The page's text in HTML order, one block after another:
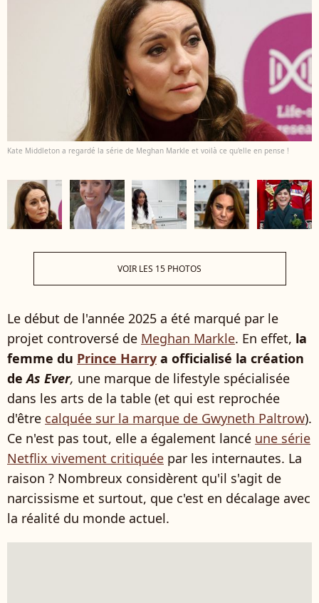
Kate Middleton a regardé la série de Meghan Markle et voilà ce qu'elle en pense !
VOIR LES 15 PHOTOS
Le début de l'année 2025 a été marqué par le
projet controversé de Meghan Markle. En effet, la
femme du Prince Harry a officialisé la création
deAs Ever, une marque de lifestyle spécialisée
dans les arts de la table (et qui est reprochée
d'être calquée sur la marque de Gwyneth Paltrow).
Ce n'est pas tout, elle a également lancé une série
Netflix vivement critiquée par les internautes. La
raison ? Nombreux considèrent qu'il s'agit de
narcissisme et surtout, que c'est en décalage avec
la réalité du monde actuel.